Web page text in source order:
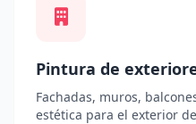
Pintura de
Fachadas, muros,
estética para el exterior